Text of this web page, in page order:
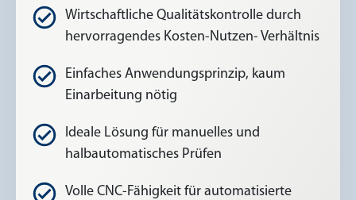
Wirtschaftliche Qualitätskontrolle durch
hervorragendes Kosten-Nutzen- Verhältnis
Einfaches Anwendungsprinzip, kaum
Einarbeitung nötig
Ideale Lösung für manuelles und
halbautomatisches Prüfen
Volle CNC-Fähigkeit für automatisierte